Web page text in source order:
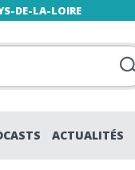
DE-LA-LOIRE
ACTUALITÉS